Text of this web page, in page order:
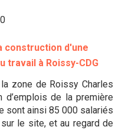
construction d'une
travail à Roissy-CDG
zone de Roissy Charles
de la première
sont ainsi 85 000 salariés
le site, et au regard de